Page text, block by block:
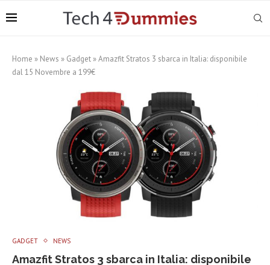
Home » News » Gadget »Amazfit Stratos 3 sbarca in Italia: disponibile
dal 15 Novembre a 199€
GADGET NEWS
Amazfit Stratos 3 sbarca in Italia: disponibile